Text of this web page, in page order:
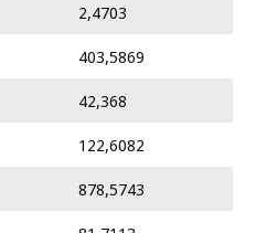
2,4703
403,5869
42,368
122,6082
878,5743